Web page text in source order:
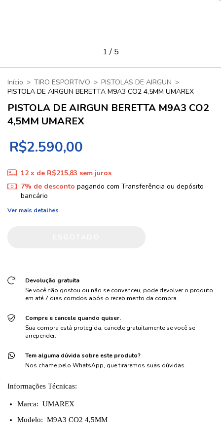
1/ 5
Início > TIRO ESPORTIVO > PISTOLAS DE AIRGUN >
PISTOLA DE AIRGUN BERETTA M9A3 CO2 4,5MM UMAREX
PISTOLA DE AIRGUN BERETTA M9A3 CO2
4,5MM UMAREX
R$2.590,00
12 x de R$215,83 sem juros
7% de desconto pagando com Transferência ou depósito
bancário
Ver mais detalhes
Devolução gratuita
Se você não gostou ou não se convenceu, pode devolver o produto
em até 7 dias corridos após o recebimento da compra.
Compre e cancele quando quiser.
Sua compra está protegida, cancele gratuitamente se você se
arrepender.
Tem alguma dúvida sobre este produto?
Nos chame pelo WhatsApp, que tiraremos suas dúvidas.
Informações Técnicas:
Marca: UMAREX
Modelo: M9A3 CO2 4,5MM